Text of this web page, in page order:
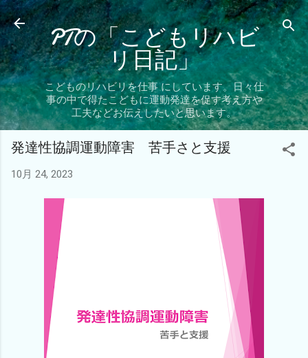
スキップしてメイン コンテンツに移動
PTの「こどもリハビ
リ日記」
こどものリハビリを仕事 にしています。日々仕
事の中で得たこどもに運動発達を促す考え方や
工夫などお伝えしたいと思います。
発達性協調運動障害 苦手さと支援
10月 24, 2023